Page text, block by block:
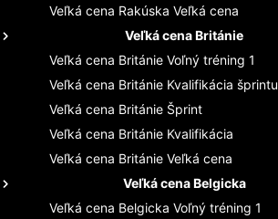
Veľká cena Rakúska Veľká cena
Veľká cena Británie
Veľká cena Británie Voľný tréning 1
Veľká cena Británie Kvalifikácia šprintu
Veľká cena Británie Šprint
Veľká cena Británie Kvalifikácia
Veľká cena Británie Veľká cena
Veľká cena Belgicka
Veľká cena Belgicka Voľný tréning 1